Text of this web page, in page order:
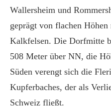
Wallersheim und
geprägt von flachen
Kalkfelsen. Die Dorfmitte
508 Meter über NN, die
Süden verengt sich die
Kupferbaches, der als
Schweiz fließt.